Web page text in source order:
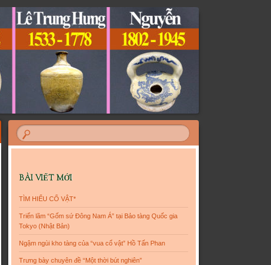
BÀI VIẾT MỚI
TÌM HIỂU CỔ VẬT*
Triển lãm “Gốm sứ Đông Nam Á” tại Bảo tàng Quốc gia
Tokyo (Nhật Bản)
Ngậm ngùi kho tàng của “vua cổ vật” Hồ Tấn Phan
Trưng bày chuyên đề “Một thời bút nghiên”